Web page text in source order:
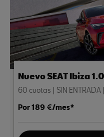
Nuevo SEAT Ibiza
60 cuotas | SIN
Por 189 €/mes*